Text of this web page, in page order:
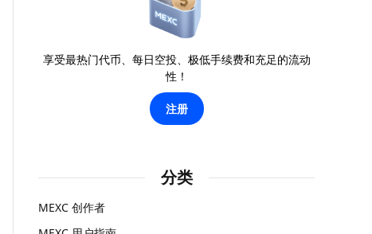
享受最热门代币、每日空投、极低手续费和充足的流动
性！
注册
分类
MEXC 创作者